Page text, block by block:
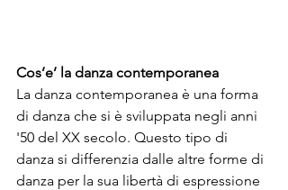
Cos’e’ la danza contemporanea
La danza contemporanea è una forma
di danza che si è sviluppata negli anni
'50 del XX secolo. Questo tipo di
danza si differenzia dalle altre forme di
danza per la sua libertà di espressione